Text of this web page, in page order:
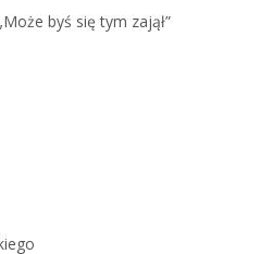
byś się tym zajął”